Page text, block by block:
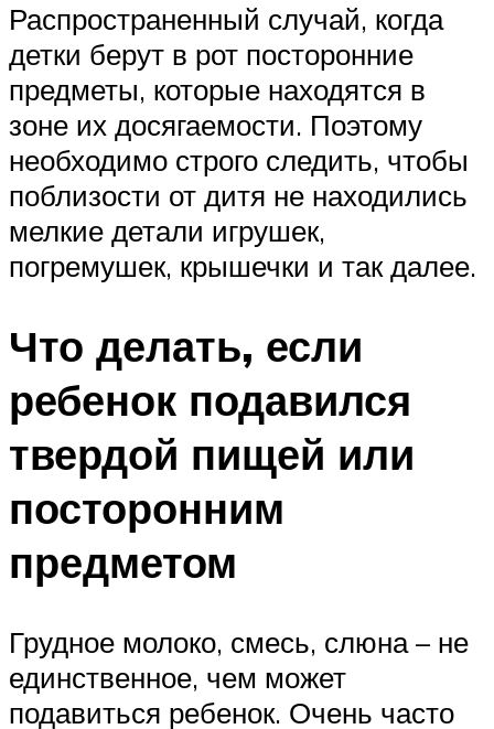
Распространенный случай, когда
детки берут в рот посторонние
предметы, которые находятся в
зоне их досягаемости. Поэтому
необходимо строго следить, чтобы
поблизости от дитя не находились
мелкие детали игрушек,
погремушек, крышечки и так далее.
Что делать, если
ребенок подавился
твердой пищей или
посторонним
предметом
Грудное молоко, смесь, слюна – не
единственное, чем может
подавиться ребенок. Очень часто